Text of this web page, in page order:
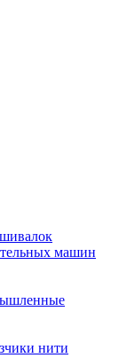
машин
нити